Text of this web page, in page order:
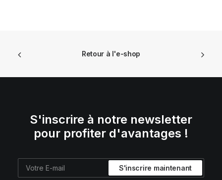
Retour à l'e-shop
S'inscrire à notre newsletter
pour profiter d'avantages !